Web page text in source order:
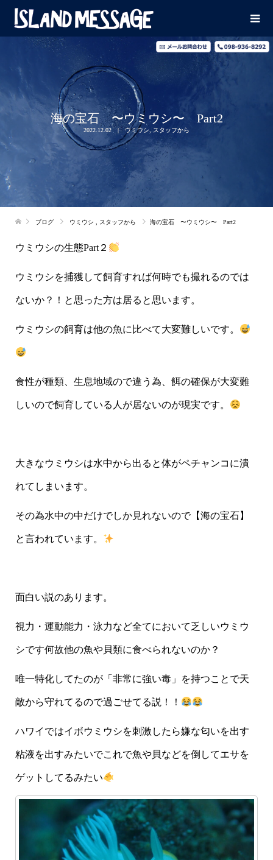
海の宝石 〜ウミウシ〜 Part2
2022.12.02 ウミウシ スタッフから
ブログ ウミウシ スタッフから 海の宝石 〜ウミウシ〜 Part2
ウミウシの生態Part２
ウミウシを捕獲して飼育すれば何時でも撮れるのでは
ないか？！と思った方は居ると思います。
ウミウシの飼育は他の魚に比べて大変難しいです。
食性が種類、生息地域ので違う為、餌の確保が大変難
しいので飼育している人が居ないのが現実です。
大きなウミウシは水中から出ると体がペチャンコに潰
れてしまいます。
その為水中の中だけでしか見れないので【海の宝石】
と言われています。
面白い説のあります。
視力・運動能力・泳力など全てにおいて乏しいウミウ
シです何故他の魚や貝類に食べられないのか？
唯一特化してたのが「非常に強い毒」を持つことで天
敵から守れてるので過ごせてる説！！
ハワイではイボウミウシを刺激したら嫌な匂いを出す
粘液を出すみたいでこれで魚や貝などを倒してエサを
ゲットしてるみたい